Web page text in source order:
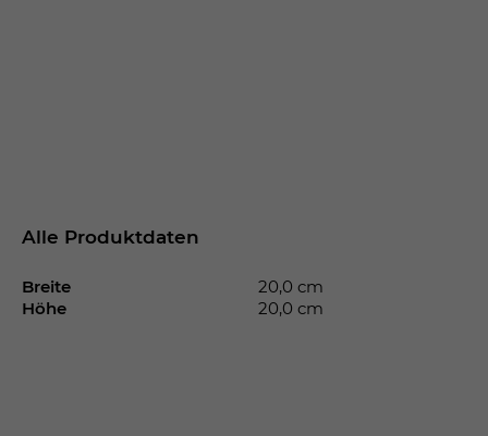
Alle Produktdaten
Breite
20,0 cm
Höhe
20,0 cm